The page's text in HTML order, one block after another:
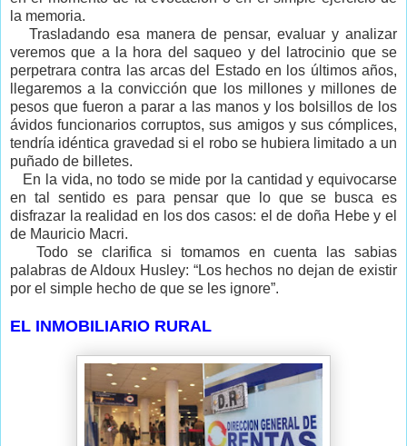
la memoria.
Trasladando esa manera de pensar, evaluar y analizar
veremos que a la hora del saqueo y del latrocinio que se
perpetrara contra las arcas del Estado en los últimos años,
llegaremos a la convicción que los millones y millones de
pesos que fueron a parar a las manos y los bolsillos de los
ávidos funcionarios corruptos, sus amigos y sus cómplices,
tendría idéntica gravedad si el robo se hubiera limitado a un
puñado de billetes.
En la vida, no todo se mide por la cantidad y equivocarse
en tal sentido es para pensar que lo que se busca es
disfrazar la realidad en los dos casos: el de doña Hebe y el
de Mauricio Macri.
Todo se clarifica si tomamos en cuenta las sabias
palabras de Aldoux Husley: “Los hechos no dejan de existir
por el simple hecho de que se les ignore”.
EL INMOBILIARIO RURAL